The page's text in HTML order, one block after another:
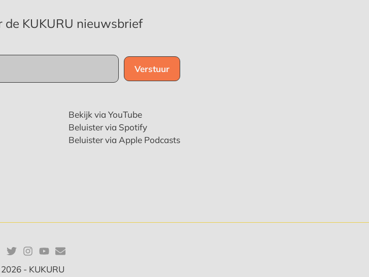
Bekijk via YouTube
Beluister via Spotify
Beluister via Apple Podcasts
de KUKURU nieuwsbrief
- KUKURU